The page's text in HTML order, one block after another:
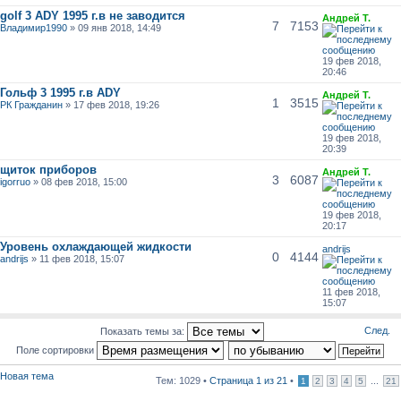
golf 3 ADY 1995 г.в не заводится
Владимир1990 » 09 янв 2018, 14:49 7 7153
Андрей Т.
19 фев 2018,
20:46
Гольф 3 1995 г.в ADY
РК Гражданин » 17 фев 2018, 19:26 1 3515
Андрей Т.
19 фев 2018,
20:39
щиток приборов
igorruo » 08 фев 2018, 15:00 3 6087
Андрей Т.
19 фев 2018,
20:17
Уровень охлаждающей жидкости
andrijs » 11 фев 2018, 15:07 0 4144
andrijs
11 фев 2018,
15:07
След.
Показать темы за:
Поле сортировки
Новая тема Тем: 1029 • Страница 1 из 21 • 1 2 3 4 5 21